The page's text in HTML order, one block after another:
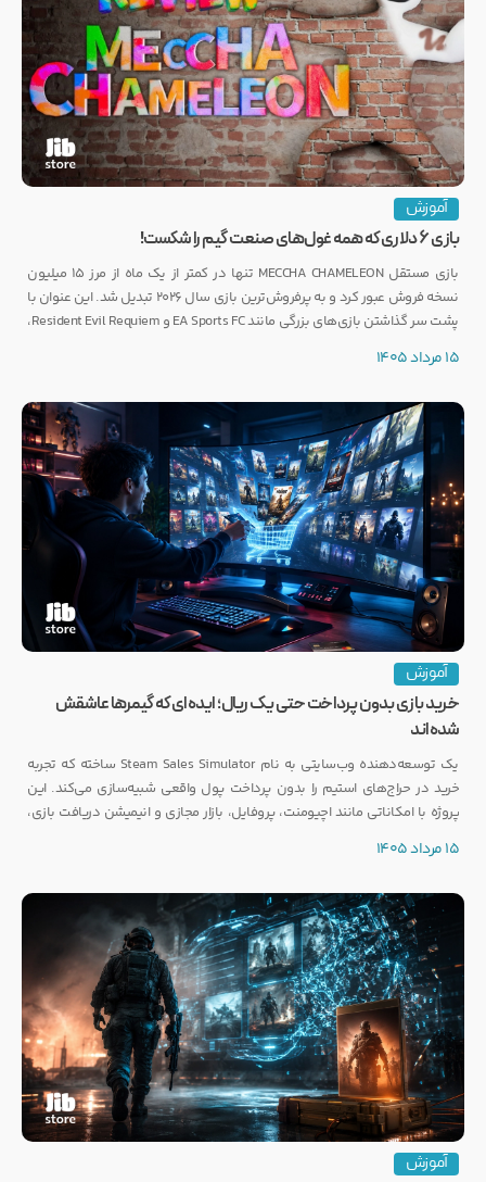
آموزش
بازی ۶ دلاری که همه غول‌های صنعت گیم را شکست!
بازی مستقل MECCHA CHAMELEON تنها در کمتر از یک ماه از مرز ۱۵ میلیون
نسخه فروش عبور کرد و به پرفروش‌ترین بازی سال ۲۰۲۶ تبدیل شد. این عنوان با
پشت سر گذاشتن بازی‌های بزرگی مانند EA Sports FC و Resident Evil Requiem،
15 مرداد 1405
آموزش
خرید بازی بدون پرداخت حتی یک ریال؛ ایده‌ای که گیمرها عاشقش
شده‌اند
یک توسعه‌دهنده وب‌سایتی به نام Steam Sales Simulator ساخته که تجربه
خرید در حراج‌های استیم را بدون پرداخت پول واقعی شبیه‌سازی می‌کند. این
پروژه با امکاناتی مانند اچیومنت، پروفایل، بازار مجازی و انیمیشن دریافت بازی،
15 مرداد 1405
آموزش